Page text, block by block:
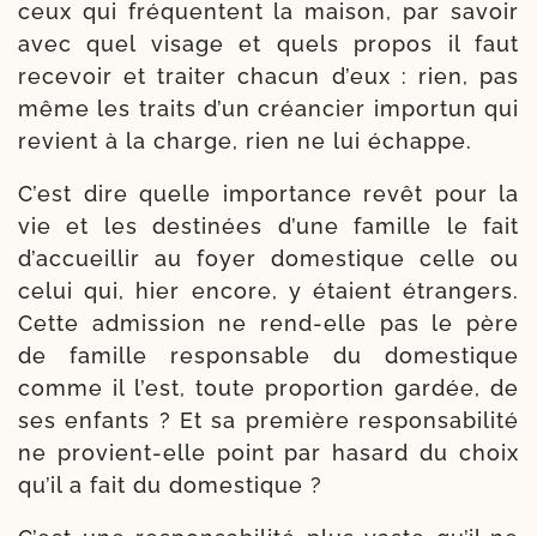
ceux qui fré­quentent la mai­son, par savoir
avec quel visage et quels pro­pos il faut
rece­voir et trai­ter cha­cun d’eux : rien, pas
même les traits d’un créan­cier impor­tun qui
revient à la charge, rien ne lui échappe.
C’est dire quelle impor­tance revêt pour la
vie et les des­ti­nées d’une famille le fait
d’accueillir au foyer domes­tique celle ou
celui qui, hier encore, y étaient étran­gers.
Cette admis­sion ne rend-​elle pas le père
de famille res­pon­sable du domes­tique
comme il l’est, toute pro­por­tion gar­dée, de
ses enfants ? Et sa pre­mière res­pon­sa­bi­li­té
ne provient-​elle point par hasard du choix
qu’il a fait du domestique ?